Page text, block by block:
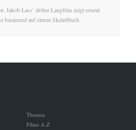
Jakob Lass’ dritter Langfilm zeigt erneut
basierend auf einem Skelettbuch.
Themen
Filme A-Z